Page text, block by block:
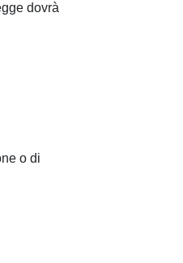
dovrà
o di